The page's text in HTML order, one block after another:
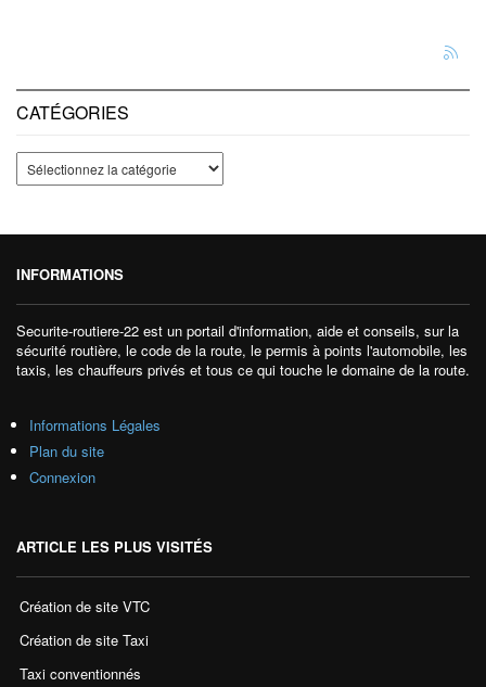
CATÉGORIES
INFORMATIONS
Securite-routiere-22 est un portail d'information, aide et conseils, sur la
sécurité routière, le code de la route, le permis à points l'automobile, les
taxis, les chauffeurs privés et tous ce qui touche le domaine de la route.
Informations Légales
Plan du site
Connexion
ARTICLE LES PLUS VISITÉS
Création de site VTC
Création de site Taxi
Taxi conventionnés